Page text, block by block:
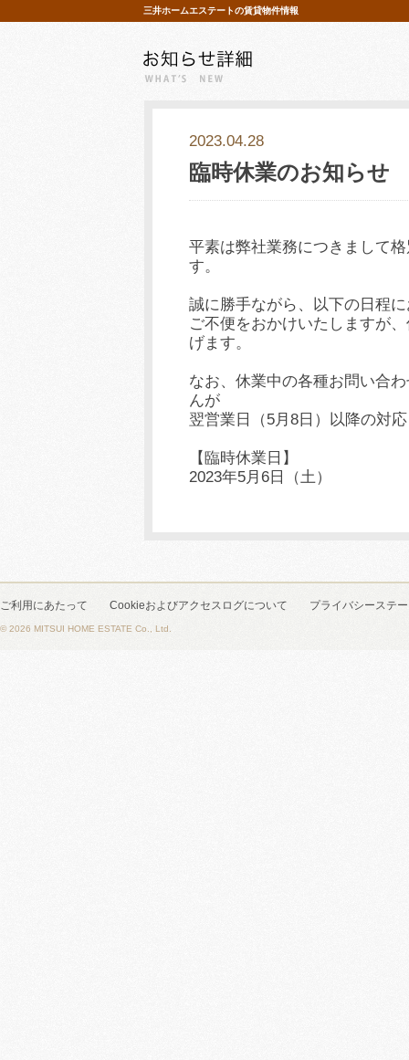
三井ホームエステートの賃貸物件情報
2023.04.28
臨時休業のお知らせ
平素は弊社業務につきまして
す。
誠に勝手ながら、以下の日程
ご不便をおかけいたしますが
げます。
なお、休業中の各種お問い合
んが
翌営業日（5月8日）以降の対
【臨時休業日】
2023年5月6日（土）
ご利用にあたって Cookieおよびアクセスログについて プライバシーステ
© 2026 MITSUI HOME ESTATE Co., Ltd.